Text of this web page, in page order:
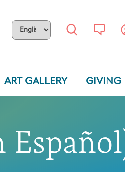
ART GALLERY GIVING